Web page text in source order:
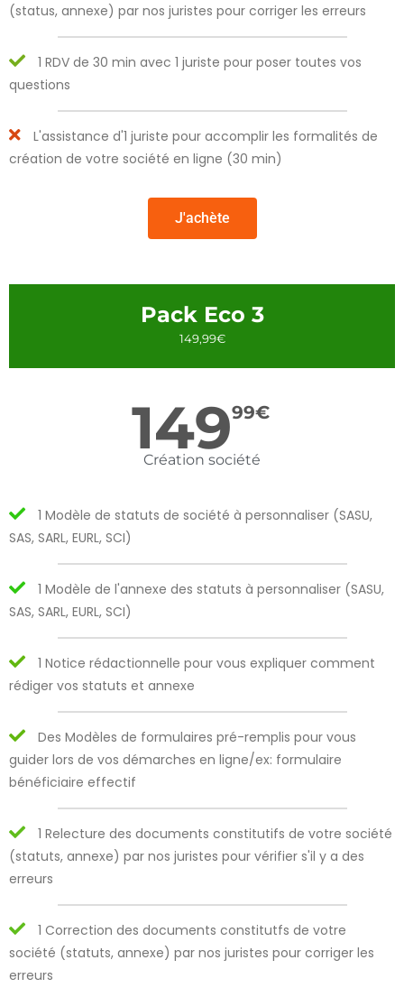
(status, annexe) par nos juristes pour corriger les erreurs
1 RDV de 30 min avec 1 juriste pour poser toutes vos
questions
L'assistance d'1 juriste pour accomplir les formalités de
création de votre société en ligne (30 min)
J'achète
Pack Eco 3
149,99€
14999€
Création société
1 Modèle de statuts de société à personnaliser (SASU,
SAS, SARL, EURL, SCI)
1 Modèle de l'annexe des statuts à personnaliser (SASU,
SAS, SARL, EURL, SCI)
1 Notice rédactionnelle pour vous expliquer comment
rédiger vos statuts et annexe
Des Modèles de formulaires pré-remplis pour vous
guider lors de vos démarches en ligne/ex: formulaire
bénéficiaire effectif
1 Relecture des documents constitutifs de votre société
(statuts, annexe) par nos juristes pour vérifier s'il y a des
erreurs
1 Correction des documents constitutfs de votre
société (statuts, annexe) par nos juristes pour corriger les
erreurs